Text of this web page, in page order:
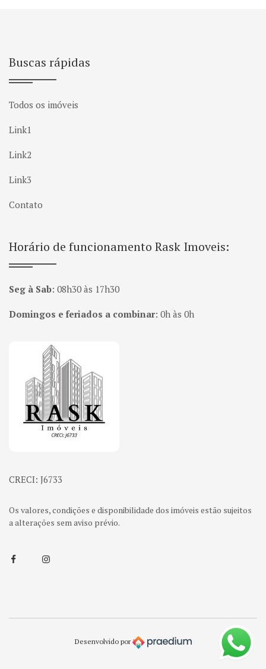
Buscas rápidas
Todos os imóveis
Link1
Link2
Link3
Contato
Horário de funcionamento Rask Imoveis:
Seg à Sab: 08h30 às 17h30
Domingos e feriados a combinar: 0h às 0h
Página inicial
CRECI: J6733
Os valores, condições e disponibilidade dos imóveis estão sujeitos
a alterações sem aviso prévio.
FacebookInstagram
Desenvolvido por